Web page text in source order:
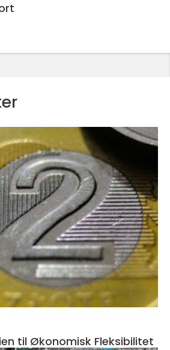
til Økonomisk Fleksibilitet